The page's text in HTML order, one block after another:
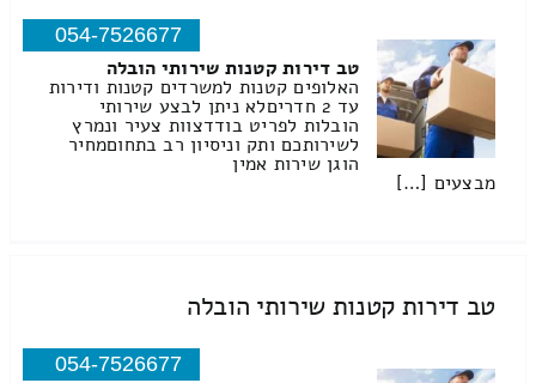
054-7526677
טב דירות קטנות שירותי הובלה
האלופים קטנות למשרדים קטנות ודירות
עד 2 חדריםלא ניתן לבצע שירותי
הובלות לפריט בודדצוות צעיר ונמרץ
לשירותכם ותק וניסיון רב בתחוםמחיר
הוגן שירות אמין
מבצעים […]
טב דירות קטנות שירותי הובלה
054-7526677